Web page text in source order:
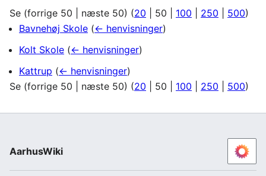
Se (forrige 50 næste 50) (20 50 100 250 500)
Bavnehøj Skole (← henvisninger)
Kolt Skole (← henvisninger)
Kattrup (← henvisninger)
Se (forrige 50 næste 50) (20 50 100 250 500)
AarhusWiki